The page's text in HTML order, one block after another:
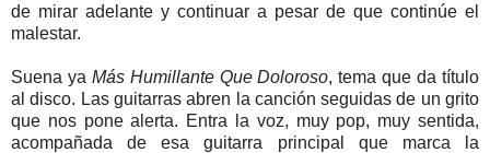
de mirar adelante y continuar a pesar de que continúe el
malestar.
Suena ya Más Humillante Que Doloroso, tema que da título
al disco. Las guitarras abren la canción seguidas de un grito
que nos pone alerta. Entra la voz, muy pop, muy sentida,
acompañada de esa guitarra principal que marca la